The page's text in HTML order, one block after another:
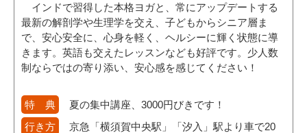
インドで習得した本格ヨガと、常にアップデートする
最新の解剖学や生理学を交え、子どもからシニア層ま
で、安心安全に、心身を軽く、ヘルシーに輝く状態に導
きます。英語も交えたレッスンなども好評です。少人数
制ならではの寄り添い、安心感を感じてください！
特 典
夏の集中講座、3000円びきです！
行き方
京急「横須賀中央駅」「汐入」駅より車で20